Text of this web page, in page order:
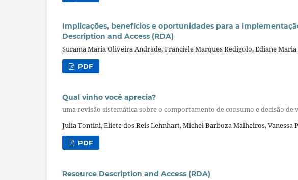
Implicações, benefícios e oportunidades para a
Description and Access (RDA)
Surama Maria Oliveira Andrade, Franciele Marques Redigolo, Ediane Maria
PDF
Qual vinho você aprecia?
uma revisão sistemática sobre o comportamento de consumo e decisão de
Julia Tontini, Eliete dos Reis Lehnhart, Michel Barboza Malheiros, Vanessa
PDF
Resource Description and Access (RDA)